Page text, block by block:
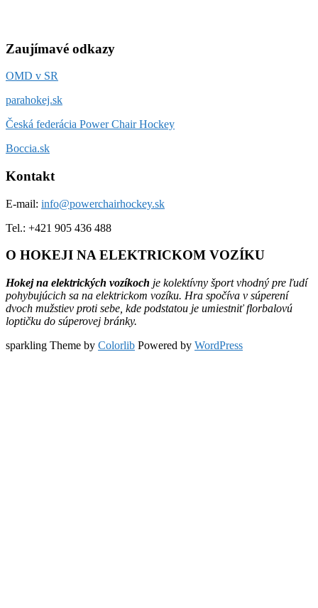
Zaujímavé odkazy
OMD v SR
parahokej.sk
Česká federácia Power Chair Hockey
Boccia.sk
Kontakt
E-mail: info@powerchairhockey.sk
Tel.: +421 905 436 488
O HOKEJI NA ELEKTRICKOM VOZÍKU
Hokej na elektrických vozíkoch je kolektívny šport vhodný pre ľudí
pohybujúcich sa na elektrickom vozíku. Hra spočíva v súperení
dvoch mužstiev proti sebe, kde podstatou je umiestniť florbalovú
loptičku do súperovej bránky.
sparkling Theme by Colorlib Powered by WordPress